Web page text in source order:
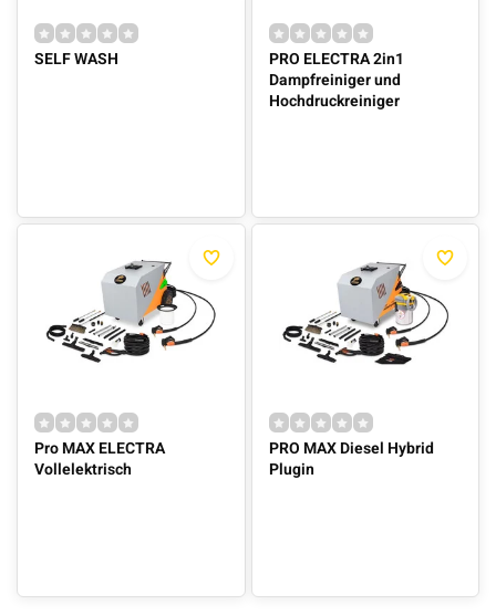
SELF WASH
PRO ELECTRA 2in1
Dampfreiniger und
Hochdruckreiniger
Pro MAX ELECTRA
Vollelektrisch
PRO MAX Diesel Hybrid
Plugin